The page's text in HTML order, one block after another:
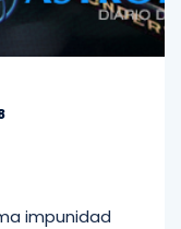
impunidad